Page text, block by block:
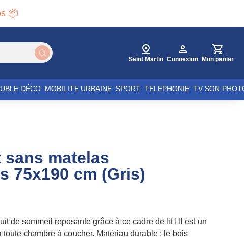
📦
Saint Martin Connexion Mon panier
DÉCO MOBILITE URBAINE SPORT TELEPHONIE TV SON
sans matelas
75x190 cm (Gris)
de sommeil reposante grâce à ce cadre de lit ! Il est un
chambre à coucher. Matériau durable : le bois